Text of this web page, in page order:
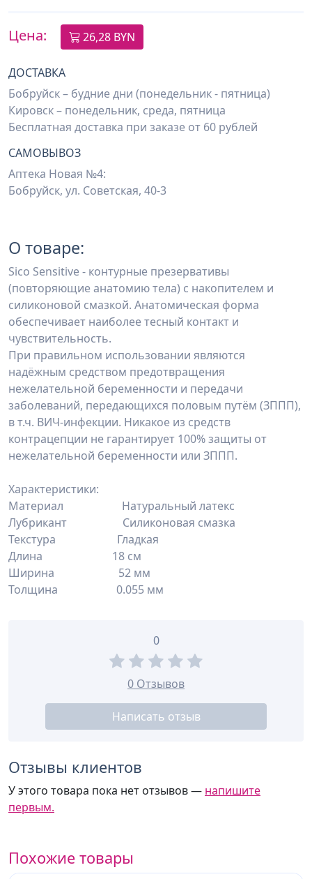
Цена: 26,28 BYN
ДОСТАВКА
Бобруйск – будние дни (понедельник - пятница)
Кировск – понедельник, среда, пятница
Бесплатная доставка при заказе от 60 рублей
САМОВЫВОЗ
Аптека Новая №4:
Бобруйск, ул. Советская, 40-3
О товаре:
Sico Sensitive - контурные презервативы
(повторяющие анатомию тела) с накопителем и
силиконовой смазкой. Анатомическая форма
обеспечивает наиболее тесный контакт и
чувствительность.
При правильном использовании являются
надёжным средством предотвращения
нежелательной беременности и передачи
заболеваний, передающихся половым путём (ЗППП),
в т.ч. ВИЧ-инфекции. Никакое из средств
контрацепции не гарантирует 100% защиты от
нежелательной беременности или ЗППП.
Характеристики:
Материал Натуральный латекс
Лубрикант Силиконовая смазка
Текстура Гладкая
Длина 18 см
Ширина 52 мм
Толщина 0.055 мм
0
0 Отзывов
Написать отзыв
Отзывы клиентов
У этого товара пока нет отзывов — напишите
первым.
Похожие товары